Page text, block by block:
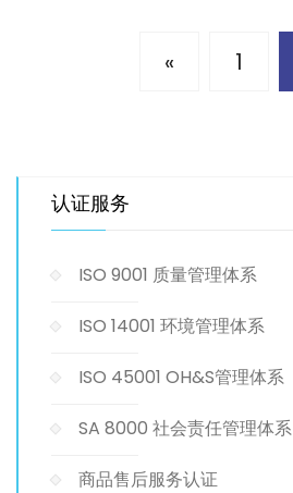
« 1
认证服务
ISO 9001 质量管理体系
ISO 14001 环境管理体系
ISO 45001 OH&S管理体系
SA 8000 社会责任管理体系
商品售后服务认证